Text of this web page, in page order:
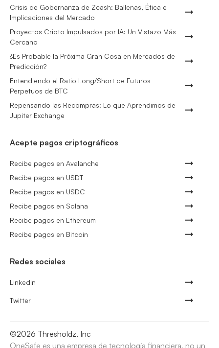
Crisis de Gobernanza de Zcash: Ballenas, Ética e
Implicaciones del Mercado
Proyectos Cripto Impulsados por IA: Un Vistazo Más
Cercano
¿Es Probable la Próxima Gran Cosa en Mercados de
Predicción?
Entendiendo el Ratio Long/Short de Futuros
Perpetuos de BTC
Repensando las Recompras: Lo que Aprendimos de
Jupiter Exchange
Acepte pagos criptográficos
Recibe pagos en Avalanche
Recibe pagos en USDT
Recibe pagos en USDC
Recibe pagos en Solana
Recibe pagos en Ethereum
Recibe pagos en Bitcoin
Redes sociales
LinkedIn
Twitter
©2026 Thresholdz, Inc
OneSafe es una empresa de tecnología financiera, no un